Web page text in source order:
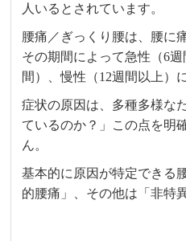
人いるとされています。
腰痛／ぎっくり腰は、腰に
その期間によって急性（6
間）、慢性（12週間以上）
症状の原因は、多種多様な
ているのか？」この点を明
ん。
基本的に原因が特定できる
的腰痛」、その他は「非特